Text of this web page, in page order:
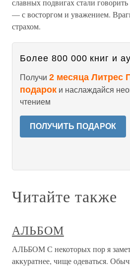
славных подвигах стали
— с восторгом и уважением.
страхом.
Более 800 000 книг и
Получи 2 месяца Литрес
подарок и наслаждайся
чтением
ПОЛУЧИТЬ ПОДАРОК
Читайте также
АЛЬБОМ
АЛЬБОМ С некоторых пор я
аккуратнее, чище одеваться.